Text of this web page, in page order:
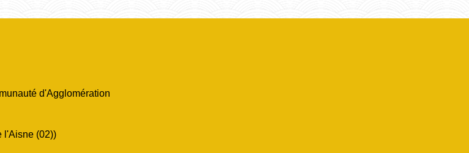
d'Agglomération
l'Aisne (02))